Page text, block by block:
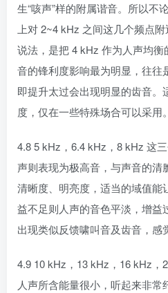
生“咳声”样的附属谐音。所以不
上对 2~4 kHz 之间这几个频点
说法，是把 4 kHz 作为人声均
音的锋利度影响最为明显，往往
即提升太过会出现明显的齿音。
度，仅在一些特殊场合可以采用
4.8 5 kHz，6.4 kHz，8 kHz 这
声则表现为极高音，与声音的清
清晰度、明亮度，适当的域值能
益不足则人声的音色平淡，增益
出现类似反馈啸叫音及齿音，感
4.9 10 kHz，13 kHz，16 kHz，
人声所含能量很小，听起来非